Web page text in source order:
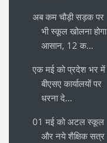
अब कम चौड़ी सड़क पर
भी स्कूल खोलना होगा
आसान, 12 क...
एक मई को प्रदेश भर में
बीएसए कार्यालयों पर
धरना दे...
01 मई को अटल स्कूल
और नये शैक्षिक सत्र